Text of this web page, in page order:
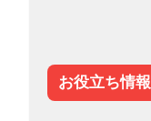
お役立ち情報